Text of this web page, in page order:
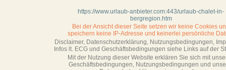
https://www.urlaub-anbieter.com:443/urlaub-chalet-in-
bergregion.htm
Bei der Ansicht dieser Seite setzen wir keine Cookies
speichern keine IP-Adresse und keinerlei persönliche
Disclaimer, Datenschutzerklärung, Nutzungsbedingungen,
Infos lt. ECG und Geschäftsbedingungen siehe Links auf der
Mit der Nutzung dieser Website erklären Sie sich mit
Geschäftsbedin­gungen, Nutzungsbedingungen und